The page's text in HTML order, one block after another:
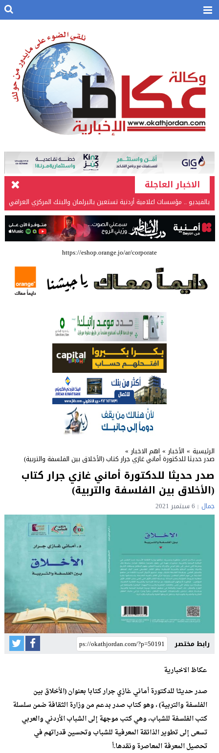
الاخبار العاجلة
بالفيديو .. مؤسسات اعلامية أردنية تستعين بالبرلمان والبنك المركزي العراقي
في قضيتها مع طارق الحسن
بالفيديو .. إرادة القائد ثم التعليم ثم الصناعة والزراعة قذفت ببنجلاديش خلال
عشرين عاما من دخل الفرد ٤٠٠$ سنويا الى ٦٠٠٠ $ ، فهل نستطيع ؟؟؟؟؟
شركة تسابيح للسياحة والسفر تسير اول رحلة لحجاج بيت الله الحرام عبر مطار
الملكة علياء الدولي – صور
العلمية الثقافية الأردنية
حملة للتبرع بالدم في جامعة الزيتونة الأردنية
https://eshop.orange.jo/ar/corporate
الرئيسية » الأخبار » اهم الاخبار »
صدر حديثا للدكتورة أماني غازي جرار كتاب (الأخلاق بين الفلسفة والتربية)
صدر حديثا للدكتورة أماني غازي جرار كتاب
(الأخلاق بين الفلسفة والتربية)
جمال 6 سبتمبر 2021
رابط مختصر
عكاظ الاخبارية
صدر حديثا للدكتورة أماني غازي جرار كتابا بعنوان (الأخلاق بين
الفلسفة والتربية) ، وهو كتاب صدر بدعم من وزارة الثقافة ضمن سلسلة
كتب الفلسفة للشباب، وهي كتب موجهة إلى الشباب الأردني والعربي
تسعى إلى تطوير الذائقة المعرفية للشباب وتحسين قدراتهم في
تحصيل المعرفة المعاصرة ونقدها.أ